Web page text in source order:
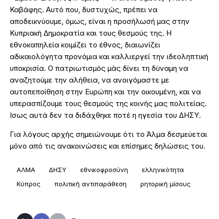
Καβάφης. Αυτό που, δυστυχώς, πρέπει να
αποδεικνύουμε, όμως, είναι η προσήλωσή μας στην
Κυπριακή Δημοκρατία και τους θεσμούς της. Η
εθνοκαπηλεία κοιμίζει το έθνος, διαιωνίζει
αδικαιολόγητα προνόμια και καλλιεργεί την ιδεοληπτική
υποκρισία. Ο πατριωτισμός μάς δίνει τη δύναμη να
αναζητούμε την αλήθεια, να ανοιγόμαστε με
αυτοπεποίθηση στην Ευρώπη και την οικουμένη, και να
υπερασπίζουμε τους θεσμούς της κοινής μας πολιτείας.
Ισως αυτά δεν τα διδάχθηκε ποτέ η ηγεσία του ΔΗΣΥ.
Για λόγους αρχής σημειώνουμε ότι το Άλμα δεσμεύεται
μόνο από τις ανακοινώσεις και επίσημες δηλώσεις του.
ΑΛΜΑ ΔΗΣΥ εθνικοφροσύνη
ελληνικότητα
Κύπρος
πολιτική αντιπαράθεση ρητορική μίσους